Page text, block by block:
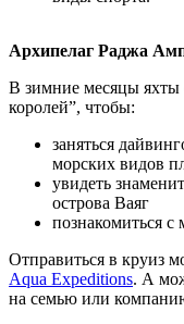
Архипелаг Раджа
В зимние месяцы яхты
королей”, чтобы:
заняться
морских видов
увидеть
острова Ваяг
познакомиться
Отправиться в круиз
Aqua Expeditions. А
на семью или